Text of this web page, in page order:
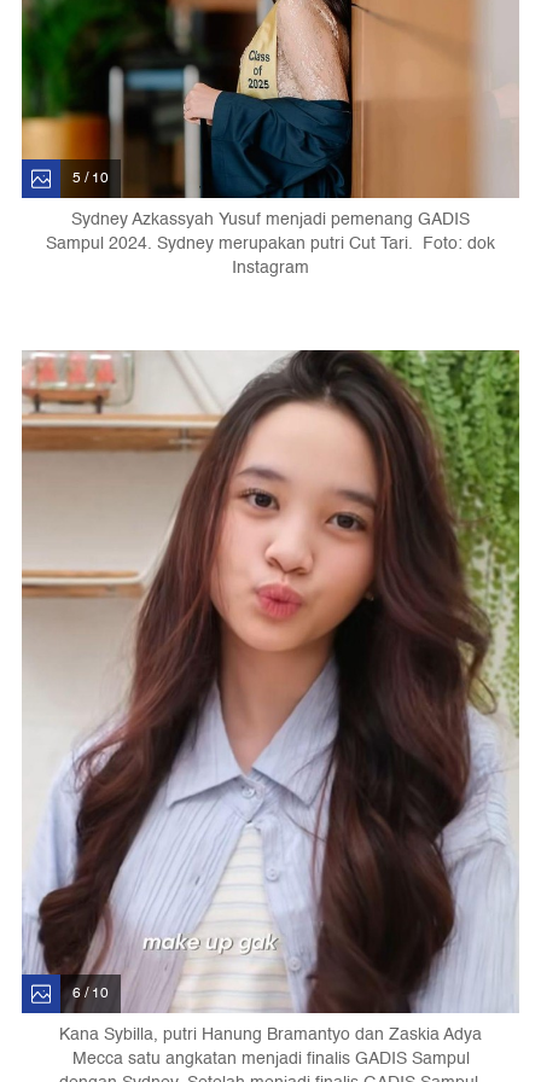
5 / 10
Sydney Azkassyah Yusuf menjadi pemenang GADIS
Sampul 2024. Sydney merupakan putri Cut Tari. Foto: dok
Instagram
6 / 10
Kana Sybilla, putri Hanung Bramantyo dan Zaskia Adya
Mecca satu angkatan menjadi finalis GADIS Sampul